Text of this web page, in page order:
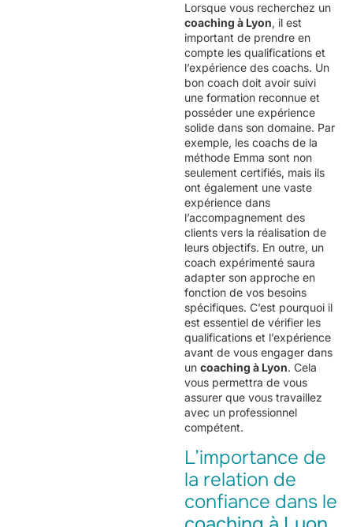
Lorsque vous recherchez un
coaching à Lyon, il est
important de prendre en
compte les qualifications et
l’expérience des coachs. Un
bon coach doit avoir suivi
une formation reconnue et
posséder une expérience
solide dans son domaine. Par
exemple, les coachs de la
méthode Emma sont non
seulement certifiés, mais ils
ont également une vaste
expérience dans
l’accompagnement des
clients vers la réalisation de
leurs objectifs. En outre, un
coach expérimenté saura
adapter son approche en
fonction de vos besoins
spécifiques. C’est pourquoi il
est essentiel de vérifier les
qualifications et l’expérience
avant de vous engager dans
un coaching à Lyon. Cela
vous permettra de vous
assurer que vous travaillez
avec un professionnel
compétent.
L’importance de
la relation de
confiance dans le